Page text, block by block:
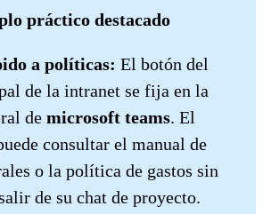
práctico destacado
a políticas: El botón del
de la intranet se fija en la
de microsoft teams. El
consultar el manual de
o la política de gastos sin
de su chat de proyecto.